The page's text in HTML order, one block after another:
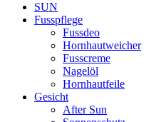
SUN
Fusspflege
Fussdeo
Hornhautweicher
Fusscreme
Nagelöl
Hornhautfeile
Gesicht
After Sun